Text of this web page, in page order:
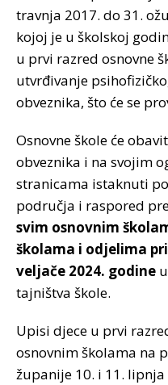
travnja 2017. do 31.
kojoj je u školskoj
u prvi razred osnovne
utvrđivanje
obveznika, što će se
Osnovne škole će
obveznika i na svojim
stranicama istaknuti
područja i raspored
svim osnovnim
školama i odjelima
veljače 2024. godine
tajništva škole.
Upisi djece u prvi
osnovnim školama na
županije 10. i 11.